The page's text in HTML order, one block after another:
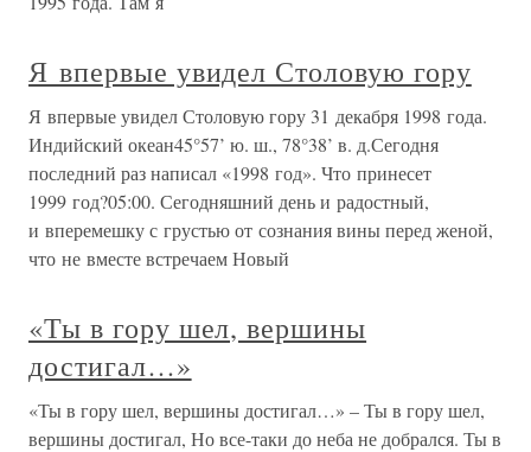
Я впервые увидел Столовую гору
Я впервые увидел Столовую гору 31 декабря 1998 года.
Индийский океан45°57’ ю. ш., 78°38’ в. д.Сегодня
последний раз написал «1998 год». Что принесет
1999 год?05:00. Сегодняшний день и радостный,
и вперемешку с грустью от сознания вины перед женой,
что не вместе встречаем Новый
«Ты в гору шел, вершины
достигал…»
«Ты в гору шел, вершины достигал…» – Ты в гору шел,
вершины достигал, Но все-таки до неба не добрался. Ты в